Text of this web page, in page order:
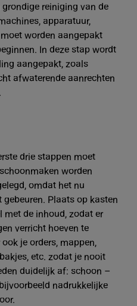
reiniging van de
apparatuur,
worden aangepakt
In deze stap wordt
aangepakt, zoals
afwaterende aanrechten
drie stappen moet
worden
omdat het nu
gebeuren. Plaats op kasten
met de inhoud, zodat er
verricht hoeven te
je orders, mappen,
etc. zodat je nooit
duidelijk af: schoon –
nadrukkelijke